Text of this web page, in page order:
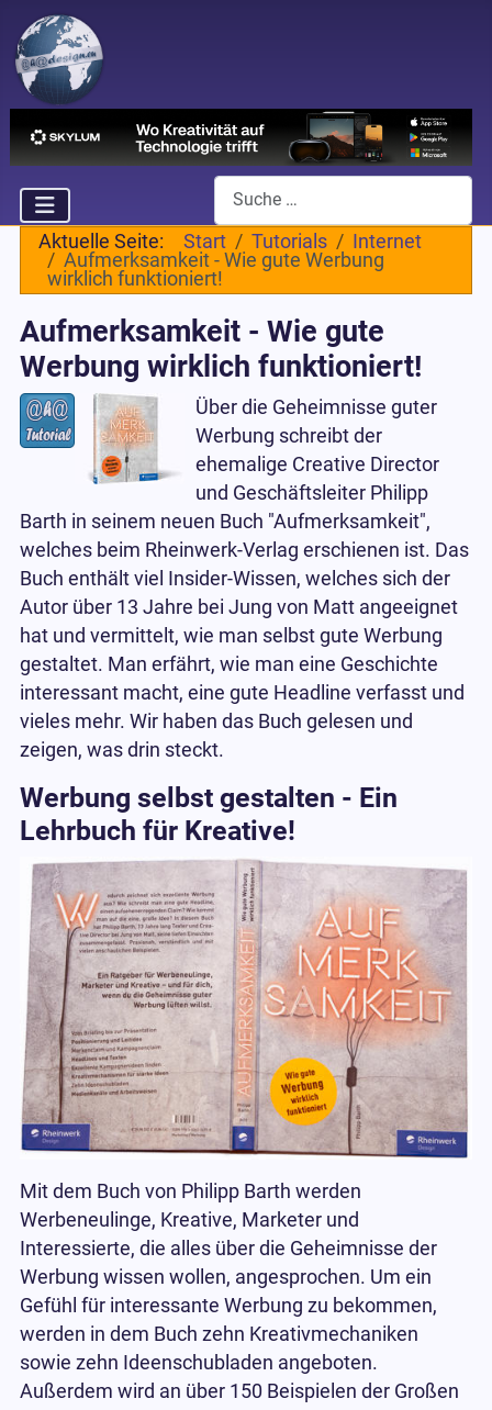
Suchen
Aktuelle Seite: Start Tutorials
Internet
Aufmerksamkeit - Wie gute Werbung
wirklich funktioniert!
Aufmerksamkeit - Wie gute
Werbung wirklich funktioniert!
Über die Geheimnisse guter
Werbung schreibt der
ehemalige Creative Director
und Geschäftsleiter Philipp
Barth in seinem neuen Buch "Aufmerksamkeit",
welches beim Rheinwerk-Verlag erschienen ist. Das
Buch enthält viel Insider-Wissen, welches sich der
Autor über 13 Jahre bei Jung von Matt angeeignet
hat und vermittelt, wie man selbst gute Werbung
gestaltet. Man erfährt, wie man eine Geschichte
interessant macht, eine gute Headline verfasst und
vieles mehr. Wir haben das Buch gelesen und
zeigen, was drin steckt.
Werbung selbst gestalten - Ein
Lehrbuch für Kreative!
Mit dem Buch von Philipp Barth werden
Werbeneulinge, Kreative, Marketer und
Interessierte, die alles über die Geheimnisse der
Werbung wissen wollen, angesprochen. Um ein
Gefühl für interessante Werbung zu bekommen,
werden in dem Buch zehn Kreativmechaniken
sowie zehn Ideenschubladen angeboten.
Außerdem wird an über 150 Beispielen der Großen